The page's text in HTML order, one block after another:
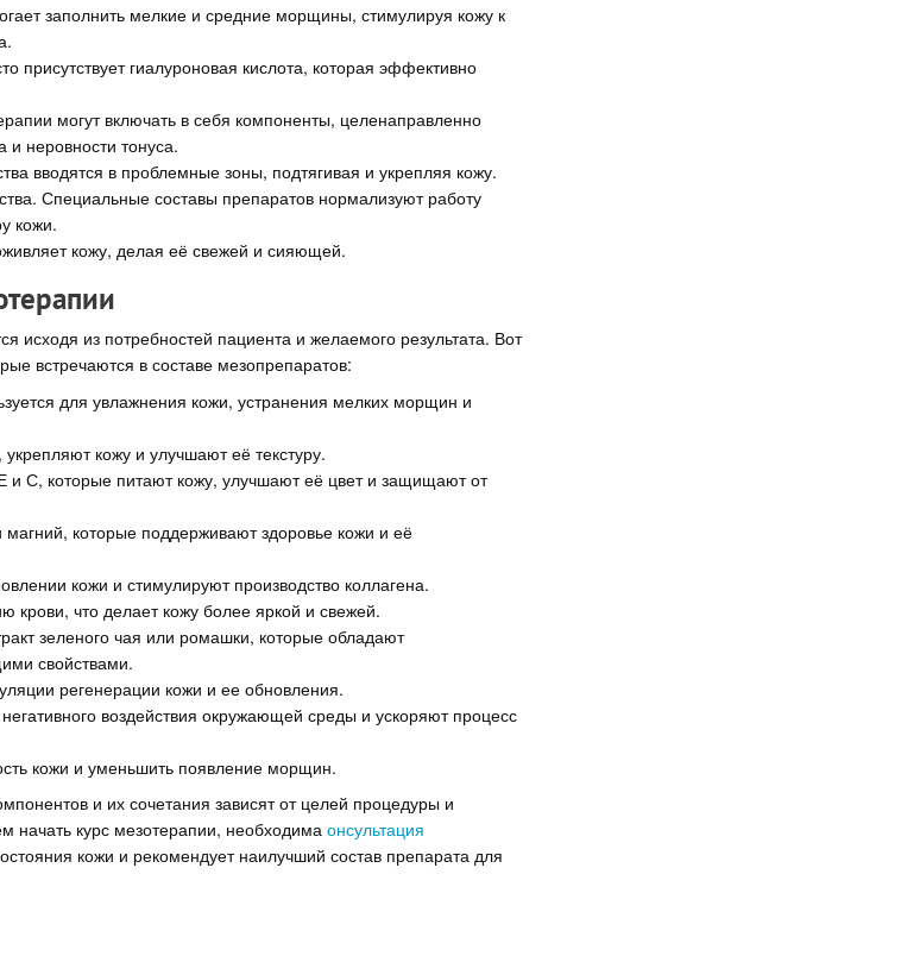
заполнить мелкие и средние морщины, стимулируя кожу к
присутствует гиалуроновая кислота, которая эффективно
могут включать в себя компоненты, целенаправленно
неровности тонуса.
вводятся в проблемные зоны, подтягивая и укрепляя кожу.
Специальные составы препаратов нормализуют работу
кожи.
кожу, делая её свежей и сияющей.
исходя из потребностей пациента и желаемого результата. Вот
встречаются в составе мезопрепаратов:
для увлажнения кожи, устранения мелких морщин и
кожу и улучшают её текстуру.
С, которые питают кожу, улучшают её цвет и защищают от
которые поддерживают здоровье кожи и её
кожи и стимулируют производство коллагена.
крови, что делает кожу более яркой и свежей.
зеленого чая или ромашки, которые обладают
свойствами.
регенерации кожи и ее обновления.
воздействия окружающей среды и ускоряют процесс
кожи и уменьшить появление морщин.
и их сочетания зависят от целей процедуры и
начать курс мезотерапии, необходима онсультация
кожи и рекомендует наилучший состав препарата для